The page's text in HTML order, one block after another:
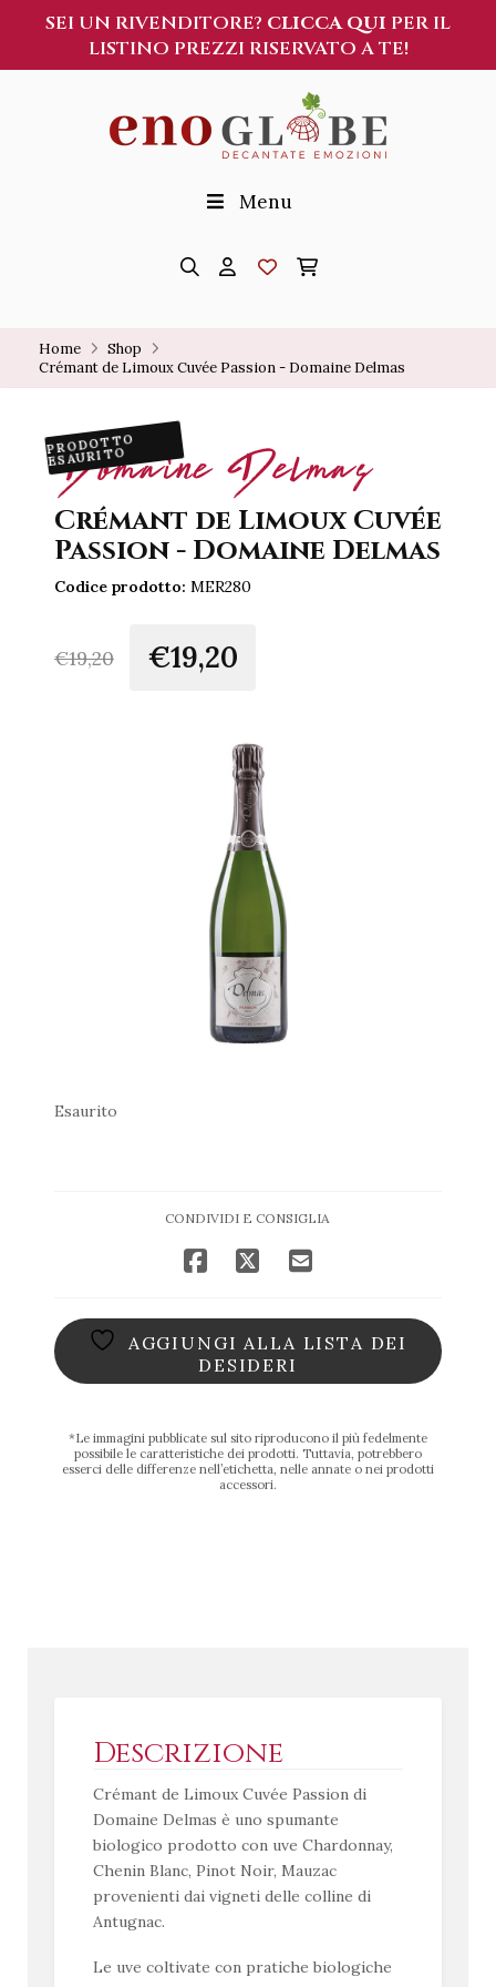
SEI UN RIVENDITORE? CLICCA QUI PER IL
LISTINO PREZZI RISERVATO A TE!
Menu
Home
Shop
Crémant de Limoux Cuvée Passion - Domaine Delmas
Domaine Delmas
Crémant de Limoux Cuvée
Passion - Domaine Delmas
Codice prodotto: MER280
€19,20 €19,20
PRODOTTO
ESAURITO
Esaurito
CONDIVIDI E CONSIGLIA
AGGIUNGI ALLA LISTA DEI
DESIDERI
*Le immagini pubblicate sul sito riproducono il più fedelmente
possibile le caratteristiche dei prodotti. Tuttavia, potrebbero
esserci delle differenze nell’etichetta, nelle annate o nei prodotti
accessori.
Descrizione
Crémant de Limoux Cuvée Passion di
Domaine Delmas è uno spumante
biologico prodotto con uve Chardonnay,
Chenin Blanc, Pinot Noir, Mauzac
provenienti dai vigneti delle colline di
Antugnac.
Le uve coltivate con pratiche biologiche